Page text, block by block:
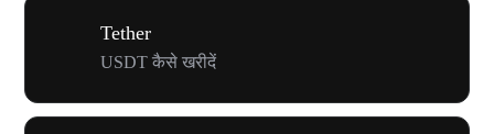
Tether
USDT कैसे खरीदें